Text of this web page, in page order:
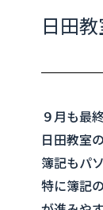
日田
９月も最
日田教室
簿記もパ
特に簿記